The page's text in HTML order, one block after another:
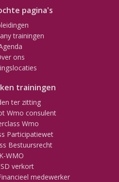
pagina's
trainingen
ons
trainingen
ter zitting
Wmo consulent
Wmo
Participatiewet
Bestuursrecht
WMO
verkort
medewerker